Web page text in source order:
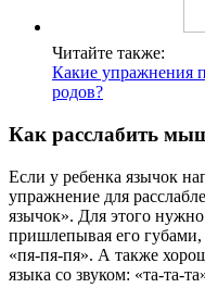
Читайте также:
Какие упражнения
родов?
Как расслабить
Если у ребенка язычок
упражнение для
язычок». Для этого
пришлепывая его губами,
«пя-пя-пя». А также
языка со звуком: «та-та-